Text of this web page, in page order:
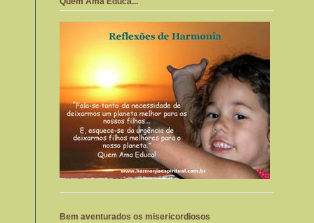
Bem aventurados os misericordiosos